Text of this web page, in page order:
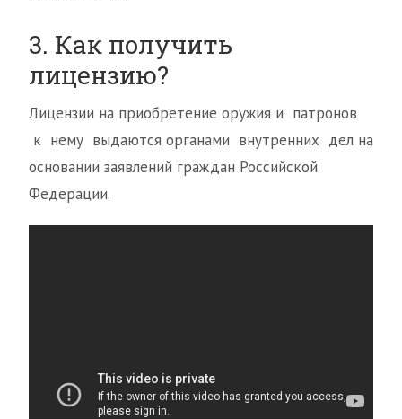
3. Как получить
лицензию?
Лицензии на приобретение оружия и патронов
к нему выдаются органами внутренних дел на
основании заявлений граждан Российской
Федерации.